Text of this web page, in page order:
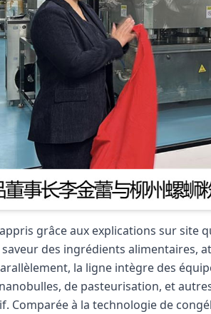
grâce aux explications sur
des ingrédients alimentaires,
la ligne intègre des
de pasteurisation, et
Comparée à la technologie de